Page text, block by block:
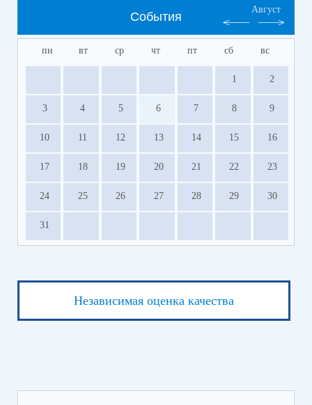
События
Август
пн вт ср чт пт сб вс
1 2
3 4 5 6 7 8 9
10 11 12 13 14 15 16
17 18 19 20 21 22 23
24 25 26 27 28 29 30
31
Независимая оценка качества